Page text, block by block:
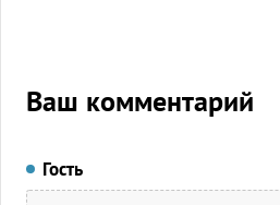
Ваш комментарий
Гость